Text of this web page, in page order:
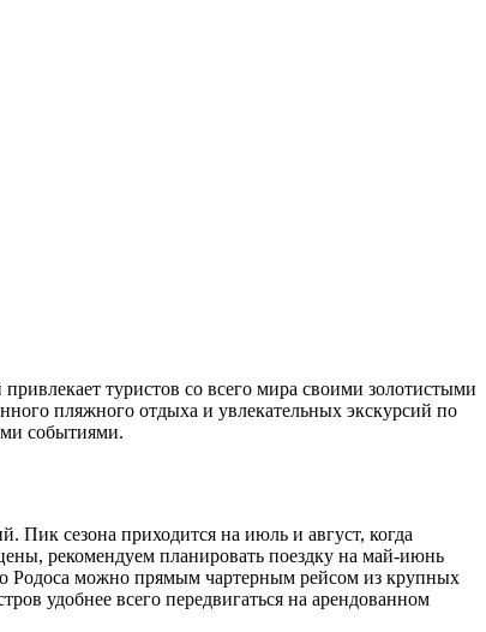
туристов со всего мира своими золотистыми
пляжного отдыха и увлекательных экскурсий по
событиями.
Пик сезона приходится на июль и август, когда
рекомендуем планировать поездку на май-июнь
Родоса можно прямым чартерным рейсом из крупных
удобнее всего передвигаться на арендованном